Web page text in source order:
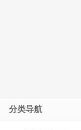
分类导航